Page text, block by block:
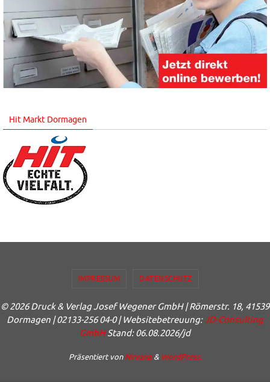
Hit Markt Dormagen
IMPRESSUM DATENSCHUTZ
© 2026 Druck & Verlag Josef Wegener GmbH | Römerstr. 18, 41539
Dormagen | 02133-256 04-0 | Websitebetreuung:JD-Consulting
GmbHStand: 06.08.2026/jd
Präsentiert vonNirvana& WordPress.